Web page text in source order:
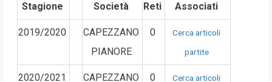
Stagione Società Reti
Associati
2019/2020
CAPEZZANO
PIANORE
0
Cerca articoli
partite
2020/2021
CAPEZZANO
0
Cerca articoli